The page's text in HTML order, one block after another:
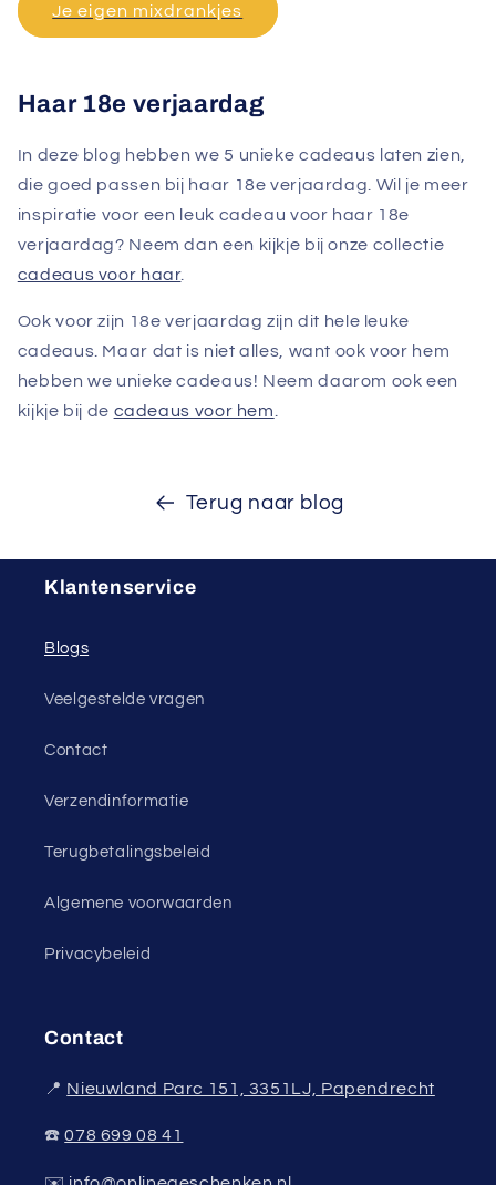
Je eigen mixdrankjes
Haar 18e verjaardag
In deze blog hebben we 5 unieke cadeaus laten zien,
die goed passen bij haar 18e verjaardag. Wil je meer
inspiratie voor een leuk cadeau voor haar 18e
verjaardag? Neem dan een kijkje bij onze collectie
cadeaus voor haar.
Ook voor zijn 18e verjaardag zijn dit hele leuke
cadeaus. Maar dat is niet alles, want ook voor hem
hebben we unieke cadeaus! Neem daarom ook een
kijkje bij de cadeaus voor hem.
Terug naar blog
Klantenservice
Blogs
Veelgestelde vragen
Contact
Verzendinformatie
Terugbetalingsbeleid
Algemene voorwaarden
Privacybeleid
Contact
📍 Nieuwland Parc 151, 3351LJ, Papendrecht
☎️078 699 08 41